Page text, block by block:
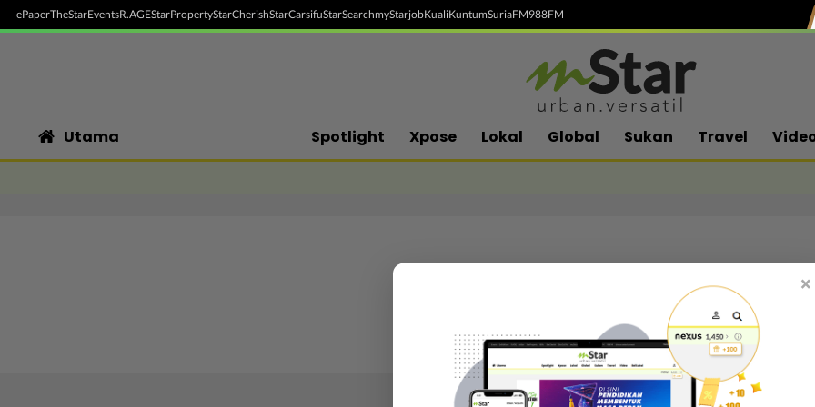
ePaperTheStarEventsR.AGEStarPropertyStarCherishStarCarsifuStarSearchmyStarjobKualiKuntumSuriaFM988FM
Utama Spotlight Xpose Lokal Global Sukan Travel
Follow media sosial kami
×